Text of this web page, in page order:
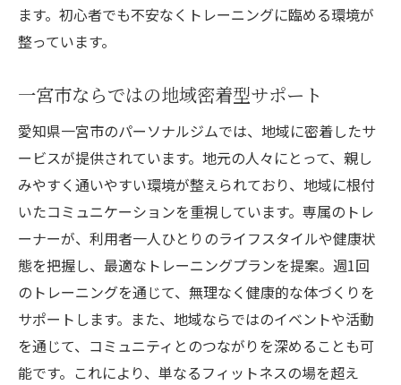
ます。初心者でも不安なくトレーニングに臨める環境が
整っています。
一宮市ならではの地域密着型サポート
愛知県一宮市のパーソナルジムでは、地域に密着したサ
ービスが提供されています。地元の人々にとって、親し
みやすく通いやすい環境が整えられており、地域に根付
いたコミュニケーションを重視しています。専属のトレ
ーナーが、利用者一人ひとりのライフスタイルや健康状
態を把握し、最適なトレーニングプランを提案。週1回
のトレーニングを通じて、無理なく健康的な体づくりを
サポートします。また、地域ならではのイベントや活動
を通じて、コミュニティとのつながりを深めることも可
能です。これにより、単なるフィットネスの場を超え